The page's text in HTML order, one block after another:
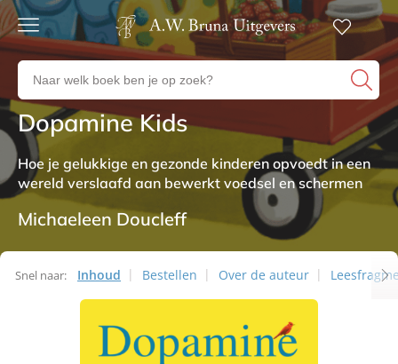
Gratis
verzending
23:00
besteld,
volgende
werkdag
in huis
Veilig
betalen
Gratis
Zoeken
naar
boeken,
auteurs
en
uitgevers
Non-fictie
Dopamine Kids
Hoe je gelukkige en gezonde kinderen opvoedt in een
wereld verslaafd aan bewerkt voedsel en schermen
Michaeleen Doucleff
Snel naar: Inhoud Bestellen Over de auteur